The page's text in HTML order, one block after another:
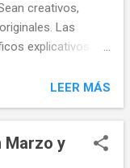
creativos,
Las
explicativos.
Burda Easy,
disponible en
de costura con
2018 Esto
encontrar para
LEER MÁS
Marzo y